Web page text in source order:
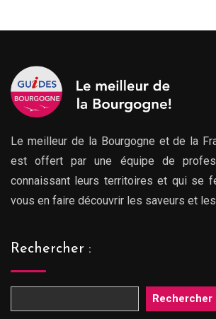
à
Le meilleur de la Bourgogne et de la
est offert par une équipe de
connaissant leurs territoires et qui se
vous en faire découvrir les saveurs et
Rechercher :
Rechercher